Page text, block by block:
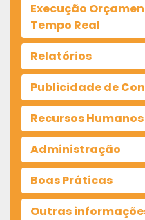
Execução
Tempo Real
Relatórios
Publicidade de
Recursos Humanos
Administração
Boas Práticas
Outras